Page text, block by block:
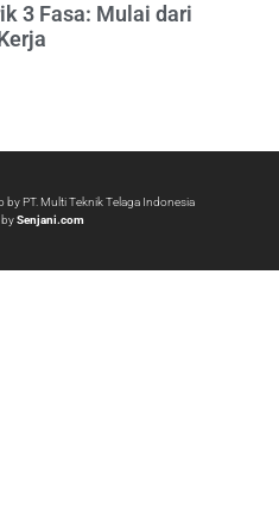
3 Fasa: Mulai dari
by PT. Multi Teknik Telaga Indonesia
bySenjani.com